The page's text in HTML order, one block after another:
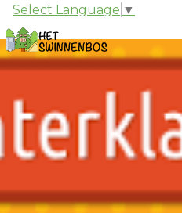
Select Language ▼